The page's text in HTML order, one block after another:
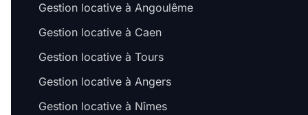
Gestion locative à Angoulême
Gestion locative à Caen
Gestion locative à Tours
Gestion locative à Angers
Gestion locative à Nîmes